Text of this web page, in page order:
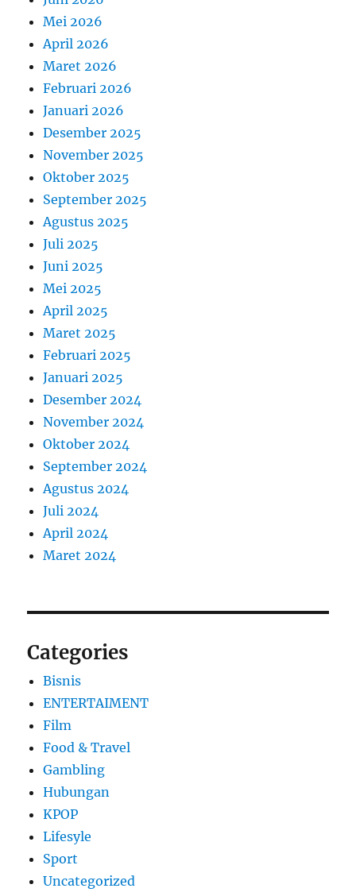
Mei 2026
April 2026
Maret 2026
Februari 2026
Januari 2026
Desember 2025
November 2025
Oktober 2025
September 2025
Agustus 2025
Juli 2025
Juni 2025
Mei 2025
April 2025
Maret 2025
Februari 2025
Januari 2025
Desember 2024
November 2024
Oktober 2024
September 2024
Agustus 2024
Juli 2024
April 2024
Maret 2024
Categories
Bisnis
ENTERTAIMENT
Film
Food & Travel
Gambling
Hubungan
KPOP
Lifesyle
Sport
Uncategorized